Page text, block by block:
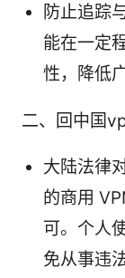
防止追踪
能在一定
性，降低
二、回中国
大陆法律
的商用
可。个人
免从事违